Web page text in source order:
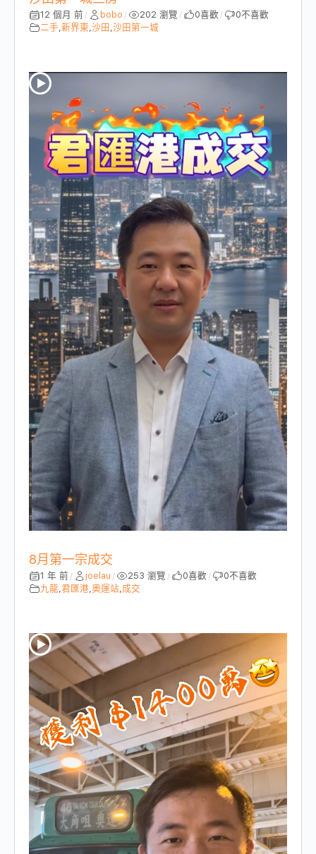
12 個月 前 / bobo / 202 瀏覽 / 0喜歡 / 0不喜歡
二手 新界東 沙田 沙田第一城
8月第一宗成交
1 年 前 / joelau / 253 瀏覽 / 0喜歡 / 0不喜歡
九龍,君匯港,奧運站,成交